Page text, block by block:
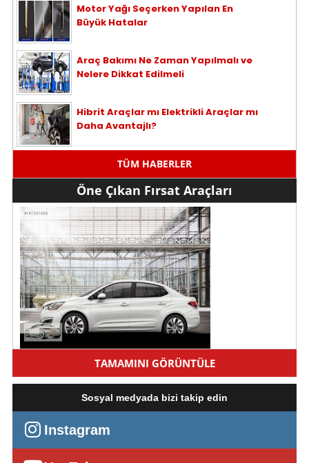
Motor Yağı Seçerken Yapılan En
Büyük Hatalar
Araç Bakımı Ne Zaman Yapılmalı ve
Nelere Dikkat Edilmeli
Hibrit Araçlar mı Elektrikli Araçlar mı
Daha Avantajlı?
TÜM HABERLER
Öne Çıkan Fırsat Araçları
49tl citroen c-eleyse
İstanbul - Avrupa, Bahçelievler
TAMAMINI GÖRÜNTÜLE
Sosyal medyada bizi takip edin
Instagram